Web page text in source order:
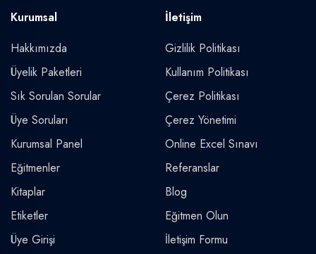
Kurumsal
Hakkımızda
Üyelik Paketleri
Sık Sorulan Sorular
Üye Soruları
Kurumsal Panel
Eğitmenler
Kitaplar
Etiketler
Üye Girişi
İletişim
Gizlilik Politikası
Kullanım Politikası
Çerez Politikası
Çerez Yönetimi
Online Excel Sınavı
Referanslar
Blog
Eğitmen Olun
İletişim Formu